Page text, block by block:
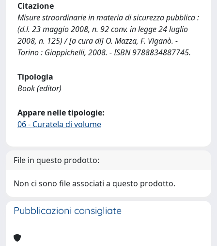
Citazione
Misure straordinarie in materia di sicurezza pubblica :
(d.l. 23 maggio 2008, n. 92 conv. in legge 24 luglio
2008, n. 125) / [a cura di] O. Mazza, F. Viganò. -
Torino : Giappichelli, 2008. - ISBN 9788834887745.
Tipologia
Book (editor)
Appare nelle tipologie:
06 - Curatela di volume
File in questo prodotto:
Non ci sono file associati a questo prodotto.
Pubblicazioni consigliate